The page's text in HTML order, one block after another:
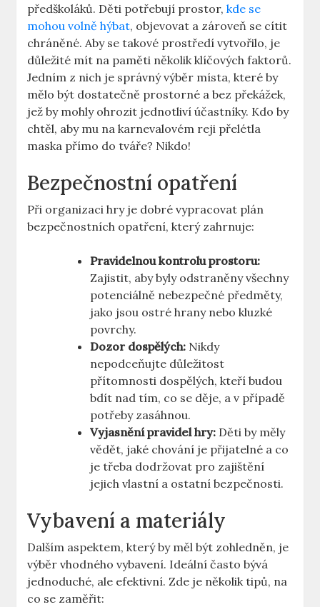
předškoláků. Děti potřebují prostor,kde se
mohou volně hýbat, objevovat a zároveň se⁤ cítit
chráněné. Aby se takové prostředí vytvořilo, je
důležité mít na paměti ⁣několik klíčových faktorů.
Jedním ⁢z nich je správný výběr místa, které by
mělo být dostatečně prostorné a bez překážek,
jež by mohly ohrozit jednotliví⁢ účastníky. Kdo by
chtěl,‍ aby mu na karnevalovém reji přelétla
maska přímo⁤ do tváře? Nikdo!
Bezpečnostní opatření
Při organizaci hry je dobré ⁤vypracovat plán
bezpečnostních opatření, který⁢ zahrnuje:
Pravidelnou kontrolu ‌prostoru:
Zajistit, aby byly odstraněny všechny
potenciálně nebezpečné předměty,
jako jsou ostré hrany ‍nebo kluzké ​
povrchy.
Dozor dospělých: Nikdy
nepodceňujte důležitost
přítomnosti dospělých, kteří budou
bdít nad tím, co se děje, a v případě
potřeby zasáhnou.
Vyjasnění pravidel hry: Děti by měly
vědět, jaké chování je přijatelné ⁣a co
je třeba dodržovat pro zajištění
jejich vlastní a ostatní bezpečnosti.
Vybavení a materiály
Dalším aspektem, který by ​měl být zohledněn, je
výběr vhodného vybavení. Ideální ⁢často bývá
jednoduché,​ ale efektivní. ‍Zde je několik ⁢tipů, na
co se zaměřit: